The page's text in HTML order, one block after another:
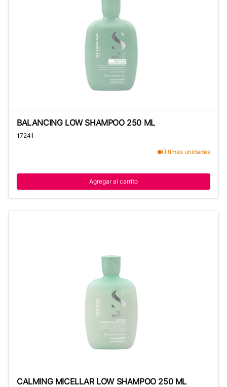
BALANCING LOW SHAMPOO 250 ML
17241
Últimas unidades
Agregar al carrito
CALMING MICELLAR LOW SHAMPOO 250 ML